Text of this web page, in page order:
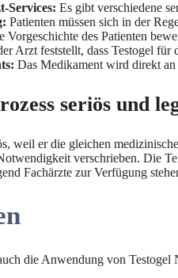
Services: Es gibt verschiedene
Patienten müssen sich in der
Vorgeschichte des Patienten
Arzt feststellt, dass Testogel für
Das Medikament wird direkt an
seriös und
weil er die gleichen
verschrieben. Die
Fachärzte zur Verfügung
die Anwendung von